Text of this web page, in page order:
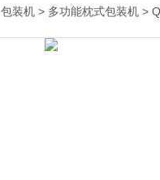
包装机 > 多功能枕式包装机 >